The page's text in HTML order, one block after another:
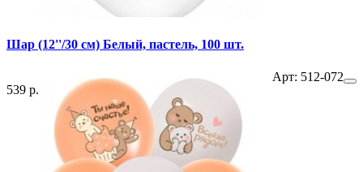
Шар (12''/30 см) Белый, пастель, 100 шт.
539 р.
Арт: 512-072